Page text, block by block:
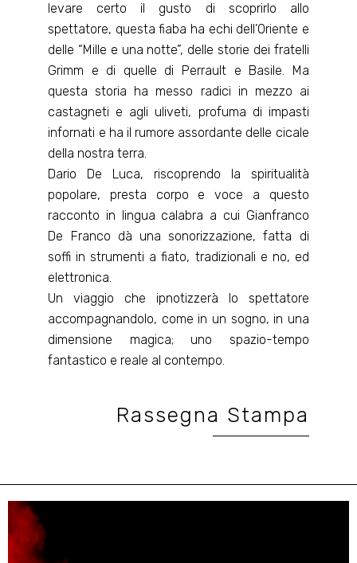
levare certo il gusto di scoprirlo allo
spettatore, questa fiaba ha echi dell’Oriente e
delle “Mille e una notte”, delle storie dei fratelli
Grimm e di quelle di Perrault e Basile. Ma
questa storia ha messo radici in mezzo ai
castagneti e agli uliveti, profuma di impasti
infornati e ha il rumore assordante delle cicale
della nostra terra.
Dario De Luca, riscoprendo la spiritualità
popolare, presta corpo e voce a questo
racconto in lingua calabra a cui Gianfranco
De Franco dà una sonorizzazione, fatta di
soffi in strumenti a fiato, tradizionali e no, ed
elettronica.
Un viaggio che ipnotizzerà lo spettatore
accompagnandolo, come in un sogno, in una
dimensione magica; uno spazio-tempo
fantastico e reale al contempo.
Rassegna Stampa